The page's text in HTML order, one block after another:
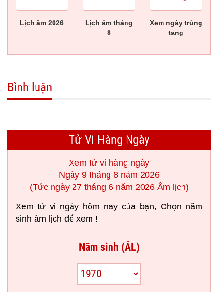
Lịch âm 2026
Lịch âm tháng
8
Xem ngày trùng
tang
Bình luận
Tử Vi Hàng Ngày
Xem tử vi hàng ngày
Ngày 9 tháng 8 năm 2026
(Tức ngày 27 tháng 6 năm 2026 Âm lịch)
Xem tử vi ngày hôm nay của bạn, Chọn năm
sinh âm lịch để xem !
Năm sinh (ÂL)